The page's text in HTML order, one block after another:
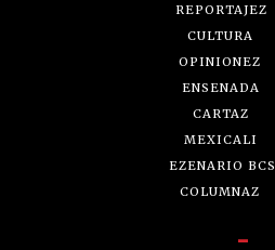
REPORTAJEZ
CULTURA
OPINIONEZ
ENSENADA
CARTAZ
MEXICALI
EZENARIO BCS
COLUMNAZ
-